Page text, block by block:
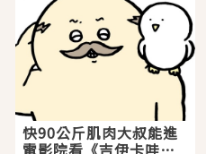
快90公斤肌肉大叔能進